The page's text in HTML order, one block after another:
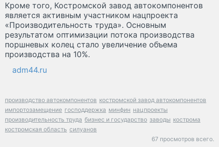
Кроме того, Костромской завод автокомпонентов
является активным участником нацпроекта
«Производительность труда». Основным
результатом оптимизации потока производства
поршневых колец стало увеличение объема
производства на 10%.
adm44.ru
производство автокомпонентов костромской завод автокомпонентов
импортозамещение господдержка минфин нацпроекты
производительность труда бизнес и государство заводы кострома
костромская область силуанов
67 просмотров всего.